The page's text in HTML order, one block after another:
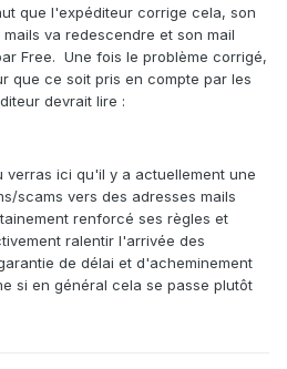
que l'expéditeur corrige cela, son
va redescendre et son mail
Free. Une fois le problème corrigé,
que ce soit pris en compte par les
devrait lire :
verras ici qu'il y a actuellement une
scams vers des adresses mails
renforcé ses règles et
ralentir l'arrivée des
de délai et d'acheminement
si en général cela se passe plutôt